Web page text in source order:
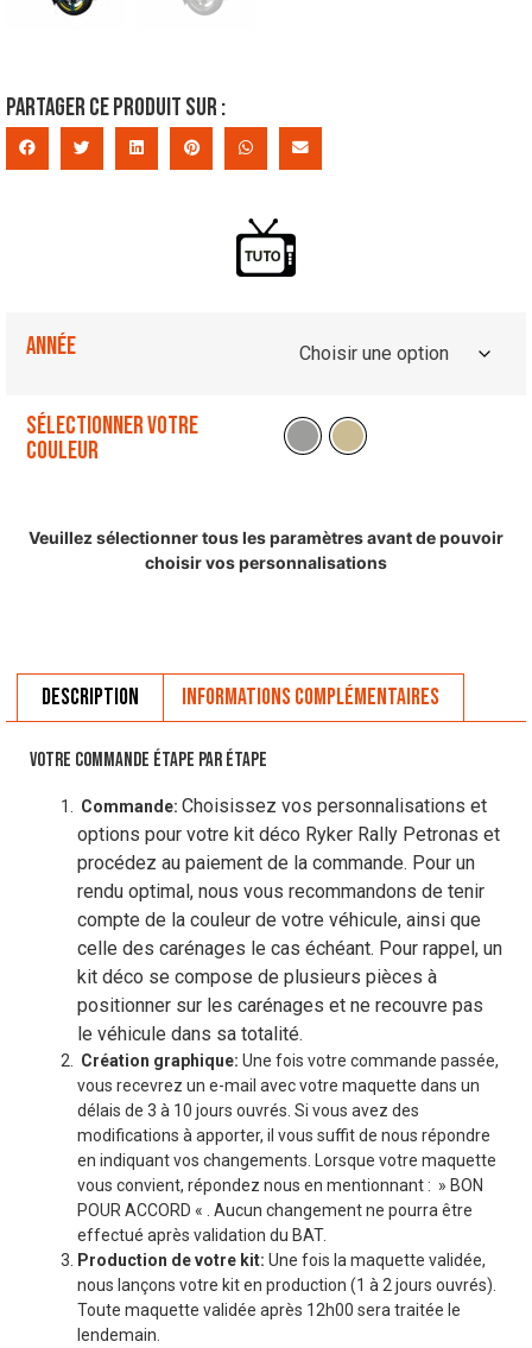
Partager ce produit sur :
Année
Sélectionner votre
couleur
Veuillez sélectionner tous les paramètres avant de pouvoir
choisir vos personnalisations
Description Informations complémentaires
VOTRE COMMANDE ÉTAPE PAR ÉTAPE
Commande: Choisissez vos personnalisations et
options pour votre kit déco Ryker Rally Petronas et
procédez au paiement de la commande. Pour un
rendu optimal, nous vous recommandons de tenir
compte de la couleur de votre véhicule, ainsi que
celle des carénages le cas échéant. Pour rappel, un
kit déco se compose de plusieurs pièces à
positionner sur les carénages et ne recouvre pas
le véhicule dans sa totalité.
Création graphique: Une fois votre commande passée,
vous recevrez un e-mail avec votre maquette dans un
délais de 3 à 10 jours ouvrés. Si vous avez des
modifications à apporter, il vous suffit de nous répondre
en indiquant vos changements. Lorsque votre maquette
vous convient, répondez nous en mentionnant : » BON
POUR ACCORD « . Aucun changement ne pourra être
effectué après validation du BAT.
Production de votre kit: Une fois la maquette validée,
nous lançons votre kit en production (1 à 2 jours ouvrés).
Toute maquette validée après 12h00 sera traitée le
lendemain.